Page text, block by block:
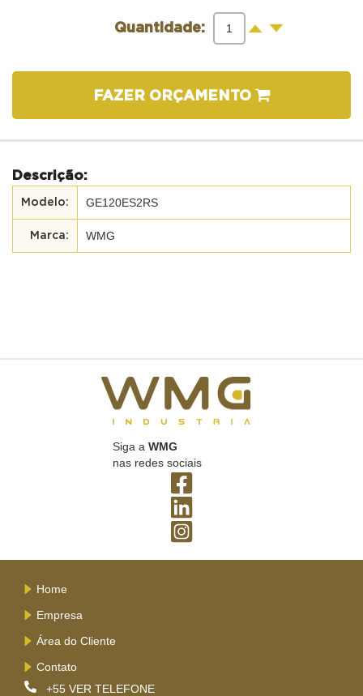
Quantidade: + -
FAZER ORÇAMENTO
Descrição:
GE120ES2RS
WMG
Siga a WMG
nas redes sociais
Home
Empresa
Área do Cliente
Contato
+55 VER TELEFONE